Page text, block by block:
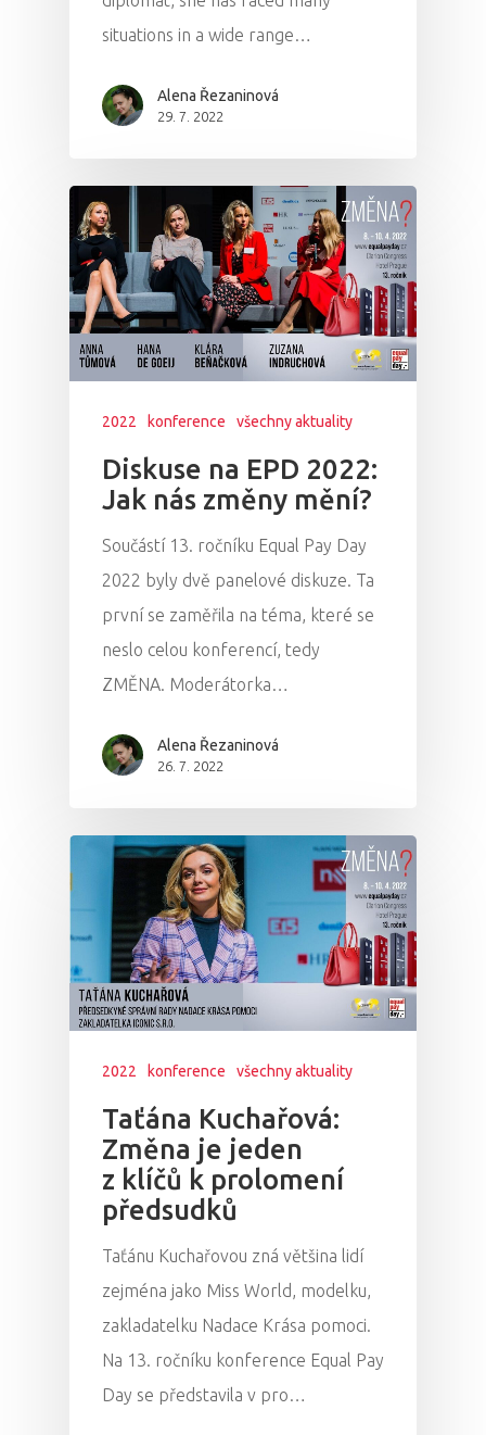
situations in a wide range…
Alena Řezaninová
29. 7. 2022
2022 konference všechny aktuality
Diskuse na EPD 2022:
Jak nás změny mění?
Součástí 13. ročníku Equal Pay Day
2022 byly dvě panelové diskuze. Ta
první se zaměřila na téma, které se
neslo celou konferencí, tedy
ZMĚNA. Moderátorka…
Alena Řezaninová
26. 7. 2022
2022 konference všechny aktuality
Taťána Kuchařová:
Změna je jeden
z klíčů k prolomení
předsudků
Taťánu Kuchařovou zná většina lidí
zejména jako Miss World, modelku,
zakladatelku Nadace Krása pomoci.
Na 13. ročníku konference Equal Pay
Day se představila v pro…
Program 27.3.
Osobnosti
Dopad
Aktuality
Partneři
Vstupenky